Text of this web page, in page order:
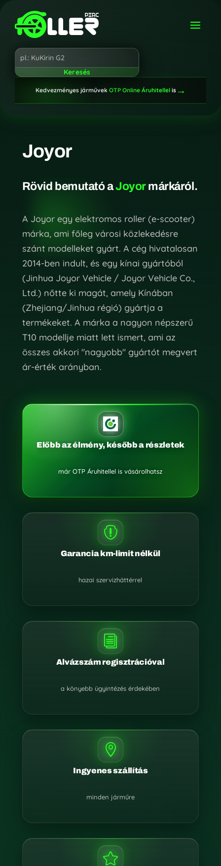
Kedvezményes járművek OTP Online Áruhitellelis→
Joyor
Rövid bemutató aJoyormárkáról.
A Joyor egy elektromos roller (e-scooter)
márka, ami főleg városi közlekedésre
szánt modelleket gyárt. A cég hivatalosan
2014-ben indult, és egy kínai gyártóból
(Jinhua Joyor Vehicle / Joyor Vehicle Co.,
Ltd.) nőtte ki magát, amely Kínában
(Zhejiang/Jinhua régió) gyártja a
termékeket. A márka a nagyon népszerű
T10 modellje miatt lett ismert, ami az
összes akkori "nagyobb" gyártót megvert
ár-érték arányban.
Előbb az élmény, később a részletek
már OTP Áruhitellel is vásárolhatsz

Garancia km-limit nélkül
hazai szervizháttérrel
i
Alvázszám regisztrációval
a könyebb ügyintézés érdekében

Ingyenes szállítás
minden járműre
